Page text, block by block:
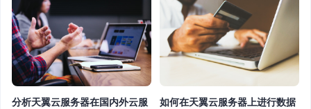
分析天翼云服务器在国内外云服
如何在天翼云服务器上进行数据